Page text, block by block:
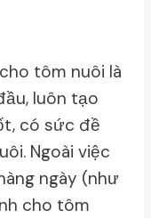
tôm nuôi là
luôn tạo
có sức đề
Ngoài việc
ngày (như
cho tôm